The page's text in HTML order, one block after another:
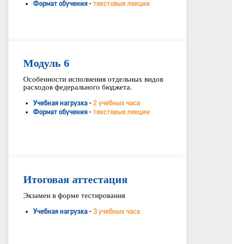
Формат обучения - текстовые лекции
Модуль 6
Особенности исполнения отдельных видов
расходов федерального бюджета.
Учебная нагрузка- 2 учебных часа
Формат обучения- текстовые лекции
Итоговая аттестация
Экзамен в форме тестирования
Учебная нагрузка- 3 учебных часа